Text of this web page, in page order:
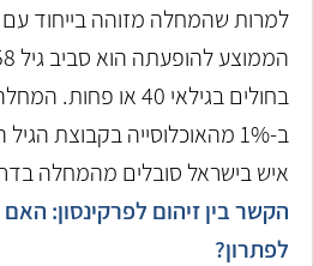
למרות שהמחלה מזוהה בייחוד עם
בחולים בגילאי 40 או
איש בישראל סובלים מהמחלה
הקשר בין זיהום לפרקינסון:
לפתרון?